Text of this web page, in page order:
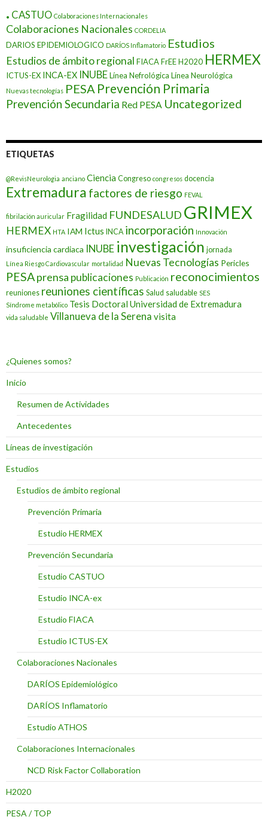
. CASTUO Colaboraciones Internacionales
Colaboraciones Nacionales CORDELIA
DARIOS EPIDEMIOLOGICO DARÍOS Inflamatorio Estudios
Estudios de ámbito regional FIACAFrEEH2020 HERMEX
ICTUS-EX INCA-EX INUBELínea Nefrológica Línea Neurológica
Nuevas tecnologías PESA Prevención Primaria
Prevención Secundaria Red PESA Uncategorized
ETIQUETAS
@RevisNeurologia anciano Ciencia Congreso congresos docencia
Extremadura factores de riesgo FEVAL
fibrilación auricular Fragilidad FUNDESALUD GRIMEX
HERMEX HTA IAM Ictus INCA incorporación Innovación
insuficiencia cardiaca INUBE investigación jornada
Línea Riesgo Cardiovascular mortalidad Nuevas Tecnologías Pericles
PESAprensa publicaciones Publicación reconocimientos
reuniones reuniones científicas Salud saludable SES
Síndrome metabólico Tesis Doctoral Universidad de Extremadura
vida saludable Villanueva de la Serena visita
¿Quienes somos?
Inicio
Resumen de Actividades
Antecedentes
Líneas de investigación
Estudios
Estudios de ámbito regional
Prevención Primaria
Estudio HERMEX
Prevención Secundaria
Estudio CASTUO
Estudio INCA-ex
Estudio FIACA
Estudio ICTUS-EX
Colaboraciones Nacionales
DARÍOS Epidemiológico
DARÍOS Inflamatorio
Estudio ATHOS
Colaboraciones Internacionales
NCD Risk Factor Collaboration
H2020
PESA / TOP